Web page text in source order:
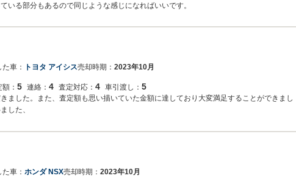
いる部分もあるので同じような感じになればいいです。
車： トヨタ アイシス売却時期： 2023年10月
： 5 連絡： 4 査定対応： 4 車引渡し： 5
ました。また、査定額も思い描いていた金額に達しており大変満足することができまし
した、
車： ホンダ NSX売却時期： 2023年10月